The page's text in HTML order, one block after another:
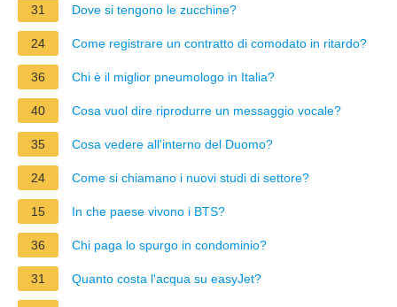
31 Dove si tengono le zucchine?
24 Come registrare un contratto di comodato in ritardo?
36 Chi è il miglior pneumologo in Italia?
40 Cosa vuol dire riprodurre un messaggio vocale?
35 Cosa vedere all'interno del Duomo?
24 Come si chiamano i nuovi studi di settore?
15 In che paese vivono i BTS?
36 Chi paga lo spurgo in condominio?
31 Quanto costa l'acqua su easyJet?